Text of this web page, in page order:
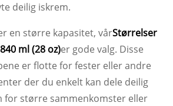
deilig iskrem.
en større kapasitet, vårStørrelser
ml (28 oz)er gode valg. Disse
er flotte for fester eller andre
der du enkelt kan dele deilig
for større sammenkomster eller